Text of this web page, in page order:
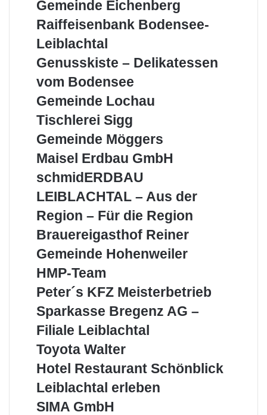
Gemeinde Eichenberg
Raiffeisenbank
Leiblachtal
Raiffeisenbank Bodensee-
Leiblachtal
Genusskiste
Delikatessen
vom
Genusskiste – Delikatessen
vom Bodensee
Gemeinde
Gemeinde Lochau
Tischlerei
Tischlerei Sigg
Gemeinde
Gemeinde Möggers
Maisel
GmbH
Maisel Erdbau GmbH
schmidERDBAU
–
Aus
Region
–
Für
die
Region
schmidERDBAU
LEIBLACHTAL – Aus der
Region – Für die Region
Brauereigasthof
Brauereigasthof Reiner
Gemeinde
Gemeinde Hohenweiler
HMP-
HMP-Team
Peter
KFZ
Meisterbetrieb
Peter´s KFZ Meisterbetrieb
Sparkasse
Bregenz
AG
–
Filiale
Leiblachtal
Sparkasse Bregenz AG –
Filiale Leiblachtal
Toyota
Walter
Toyota Walter
Hotel
Schönblick
Hotel Restaurant Schönblick
Leiblachtal
Leiblachtal erleben
SIMA
SIMA GmbH